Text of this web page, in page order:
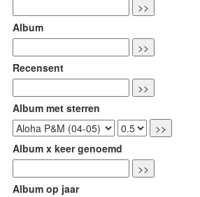
Album
Recensent
Album met sterren
Album x keer genoemd
Album op jaar